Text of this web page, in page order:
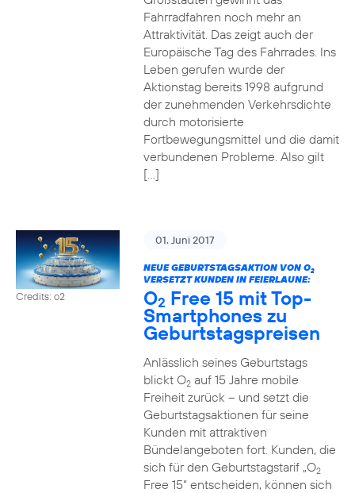
Fahrradfahren noch mehr an
Attraktivität. Das zeigt auch der
Europäische Tag des Fahrrades. Ins
Leben gerufen wurde der
Aktionstag bereits 1998 aufgrund
der zunehmenden Verkehrsdichte
durch motorisierte
Fortbewegungsmittel und die damit
verbundenen Probleme. Also gilt
[…]
Credits: o2
01. Juni 2017
NEUE GEBURTSTAGSAKTION VON O2
VERSETZT KUNDEN IN FEIERLAUNE:
O2 Free 15 mit Top-
Smartphones zu
Geburtstagspreisen
Anlässlich seines Geburtstags
blickt O2auf 15 Jahre mobile
Freiheit zurück – und setzt die
Geburtstagsaktionen für seine
Kunden mit attraktiven
Bündelangeboten fort. Kunden, die
sich für den Geburtstagstarif „O2
Free 15“ entscheiden, können sich